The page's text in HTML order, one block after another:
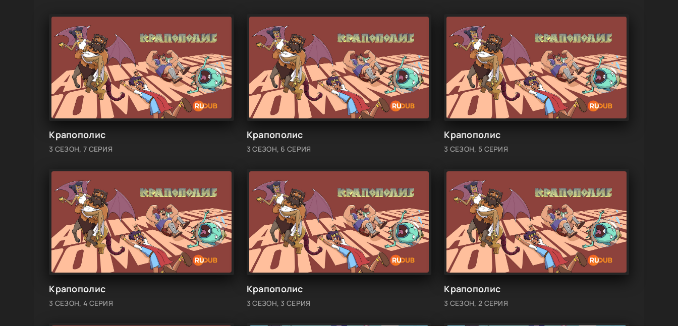
Крапополис
3 СЕЗОН, 7 СЕРИЯ
Крапополис
3 СЕЗОН, 6 СЕРИЯ
Крапополис
3 СЕЗОН, 5 СЕРИЯ
Крапополис
3 СЕЗОН, 4 СЕРИЯ
Крапополис
3 СЕЗОН, 3 СЕРИЯ
Крапополис
3 СЕЗОН, 2 СЕРИЯ